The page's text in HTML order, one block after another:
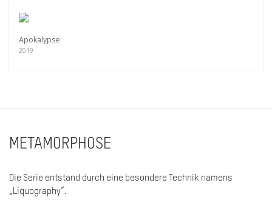
Apokalypse
2019
METAMORPHOSE
Die Serie entstand durch eine besondere Technik namens
„Liquography“.